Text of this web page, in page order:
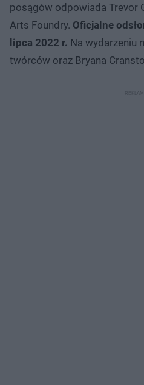
posągów odpowiada Trevor
Arts Foundry. Oficjalne
lipca 2022 r. Na wydarzeniu
twórców oraz Bryana